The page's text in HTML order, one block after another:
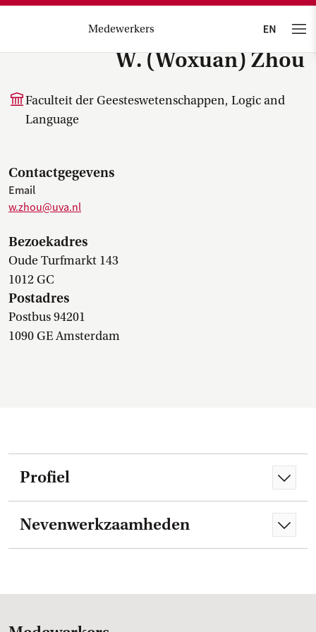
Medewerkers
W. (Woxuan) Zhou
Faculteit der Geesteswetenschappen, Logic and
Language
Contactgegevens
Email
w.zhou@uva.nl
Bezoekadres
Oude Turfmarkt 143
1012 GC
Postadres
Postbus 94201
1090 GE Amsterdam
Profiel
Nevenwerkzaamheden